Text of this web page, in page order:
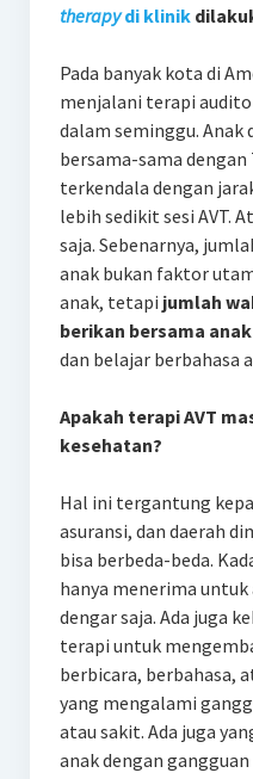
therapydi klinik
Pada banyak kota di
menjalani terapi
dalam seminggu.
bersama-sama dengan
terkendala dengan
lebih sedikit sesi AVT.
saja. Sebenarnya,
anak bukan faktor
anak, tetapi jumlah
berikan bersama anak
dan belajar berbahasa
Apakah terapi AVT
kesehatan?
Hal ini tergantung
asuransi, dan daerah
bisa berbeda-beda.
hanya menerima
dengar saja. Ada juga
terapi untuk
berbicara, berbahasa,
yang mengalami
atau sakit. Ada juga
anak dengan